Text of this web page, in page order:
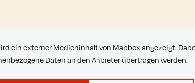
ein externer Medieninhalt von Mapbox angezeigt.
Daten an den Anbieter übertragen werden.